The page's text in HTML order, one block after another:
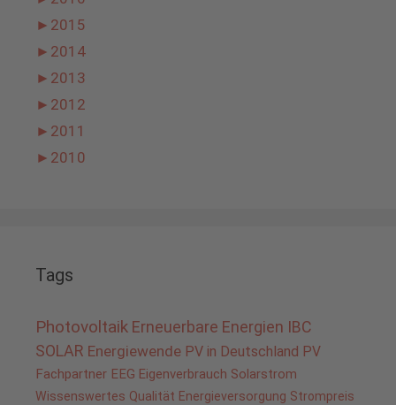
► 2015
► 2014
► 2013
► 2012
► 2011
► 2010
Tags
Photovoltaik Erneuerbare Energien IBC
SOLAR Energiewende PV in Deutschland PV
Fachpartner EEG Eigenverbrauch Solarstrom
Wissenswertes Qualität Energieversorgung Strompreis